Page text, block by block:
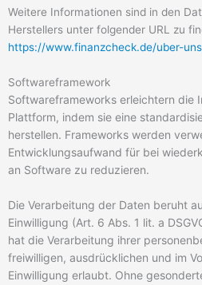
Weitere Informationen sind in den
Herstellers unter folgender URL zu
https://www.finanzcheck.de/uber-
Softwareframework
Softwareframeworks erleichtern die
Plattform, indem sie eine
herstellen. Frameworks werden
Entwicklungsaufwand für bei
an Software zu reduzieren.
Die Verarbeitung der Daten beruht
Einwilligung (Art. 6 Abs. 1 lit. a
hat die Verarbeitung ihrer
freiwilligen, ausdrücklichen und im
Einwilligung erlaubt. Ohne